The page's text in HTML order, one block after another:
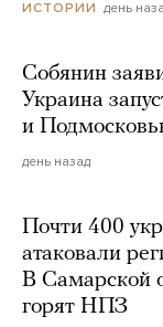
ИСТОРИИ день
Собянин
Украина
и
день назад
Почти 400
атаковали
В Самарской
горят НПЗ